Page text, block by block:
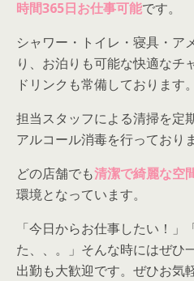
時間365日お仕事可能です。
シャワー・トイレ・寝具・ア
り、お泊りも可能な快適なチ
ドリンクも常備しております。
担当スタッフによる清掃を定
アルコール消毒を行っておりま
どの店舗でも清潔で綺麗な空
環境となっています。
「今日からお仕事したい！」
た、、。」そんな時にはぜひ
出勤も大歓迎です。ぜひお気